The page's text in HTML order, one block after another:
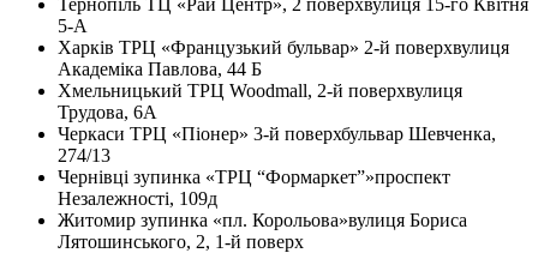
Тернопіль ТЦ «Рай Центр», 2 поверхвулиця 15-го Квітня
5-А
Харків ТРЦ «Французький бульвар» 2-й поверхвулиця
Академіка Павлова, 44 Б
Хмельницький ТРЦ Woodmall, 2-й поверхвулиця
Трудова, 6А
Черкаси ТРЦ «Піонер» 3-й поверхбульвар Шевченка,
274/13
Чернівці зупинка «ТРЦ “Формаркет”»проспект
Незалежності, 109д
Житомир зупинка «пл. Корольова»вулиця Бориса
Лятошинського, 2, 1-й поверх